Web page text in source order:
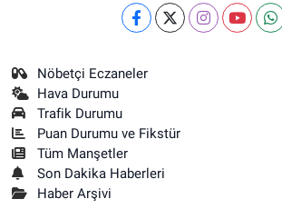
Nöbetçi Eczaneler
Hava Durumu
Trafik Durumu
Puan Durumu ve Fikstür
Tüm Manşetler
Son Dakika Haberleri
Haber Arşivi